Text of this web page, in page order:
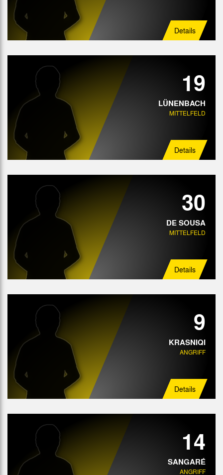
Details
19
LÜNENBACH
MITTELFELD
Details
30
DE SOUSA
MITTELFELD
Details
9
KRASNIQI
ANGRIFF
Details
14
SANGARÉ
ANGRIFF